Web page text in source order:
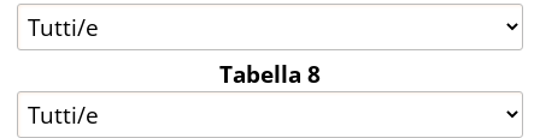
News
Tabella 8